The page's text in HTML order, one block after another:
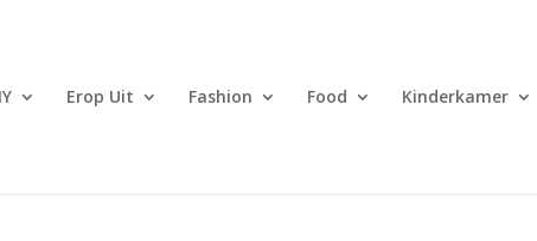
Erop Uit Fashion Food Kinderkamer